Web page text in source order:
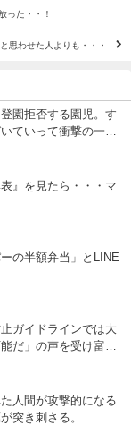
った・・！
思わせた人よりも・・・
園拒否する園児。す
ていって衝撃の一
』を見たら・・・マ
の半額弁当」とLINE
ガイドラインでは大
だ」の声を受け富士
人間が攻撃的になる
突き刺さる。